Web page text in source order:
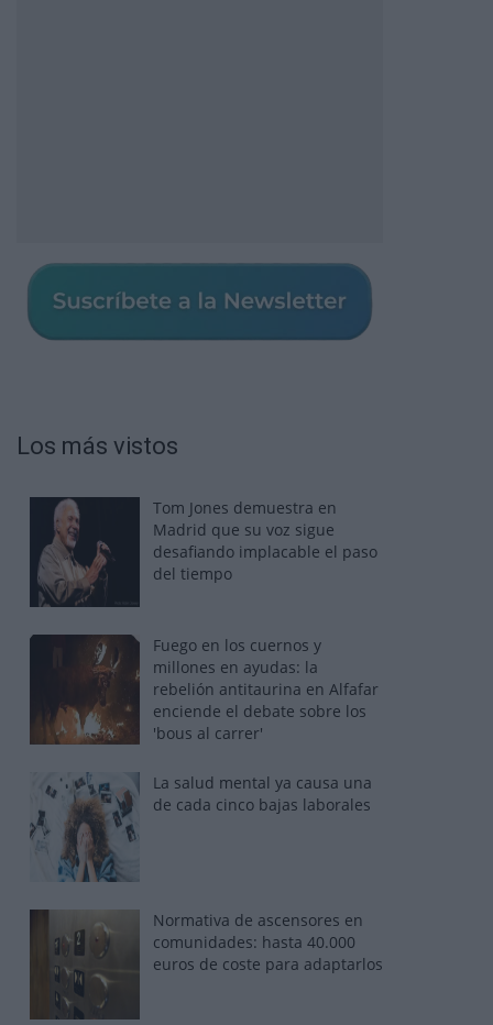
Los más vistos
Tom Jones demuestra en
Madrid que su voz sigue
desafiando implacable el paso
del tiempo
Fuego en los cuernos y
millones en ayudas: la
rebelión antitaurina en Alfafar
enciende el debate sobre los
'bous al carrer'
La salud mental ya causa una
de cada cinco bajas laborales
Normativa de ascensores en
comunidades: hasta 40.000
euros de coste para adaptarlos